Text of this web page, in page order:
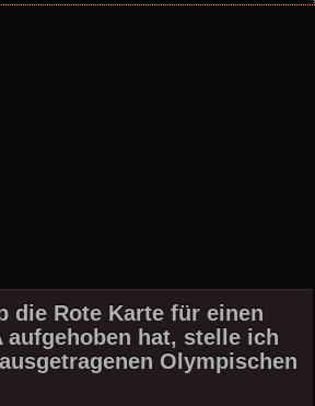
die Rote Karte für einen
aufgehoben hat, stelle ich
Olympischen